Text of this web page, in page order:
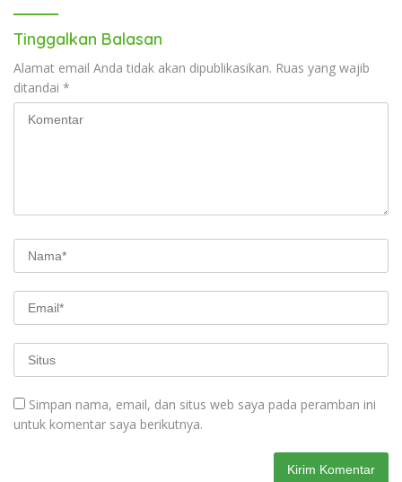
Tinggalkan Balasan
Alamat email Anda tidak akan dipublikasikan. Ruas yang wajib
ditandai *
Simpan nama, email, dan situs web saya pada peramban ini
untuk komentar saya berikutnya.